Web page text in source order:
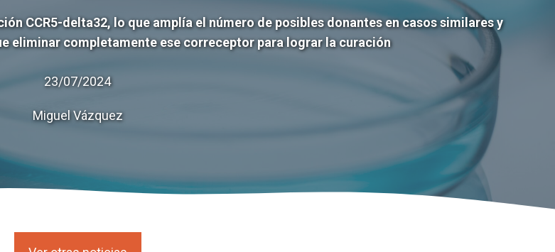
CCR5-delta32, lo que amplía el número de posibles donantes en casos similares y
eliminar completamente ese correceptor para lograr la curación
23/07/2024
Miguel Vázquez